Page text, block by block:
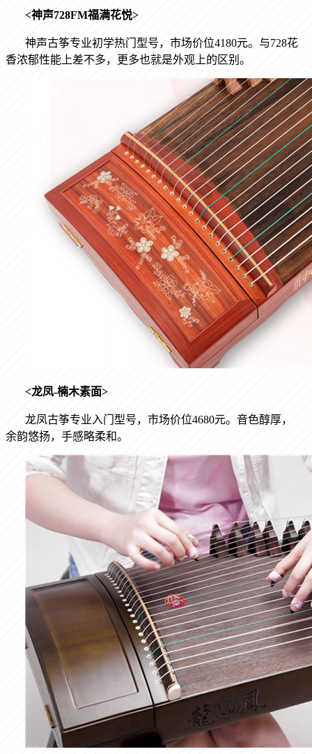
<神声728FM福满花悦>
神声古筝专业初学热门型号，市场价位4180元。与728花
香浓郁性能上差不多，更多也就是外观上的区别。
<龙凤-楠木素面>
龙凤古筝专业入门型号，市场价位4680元。音色醇厚，
余韵悠扬，手感略柔和。